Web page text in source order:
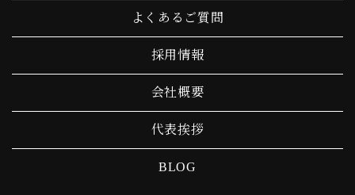
よくあるご質問
採用情報
会社概要
代表挨拶
BLOG